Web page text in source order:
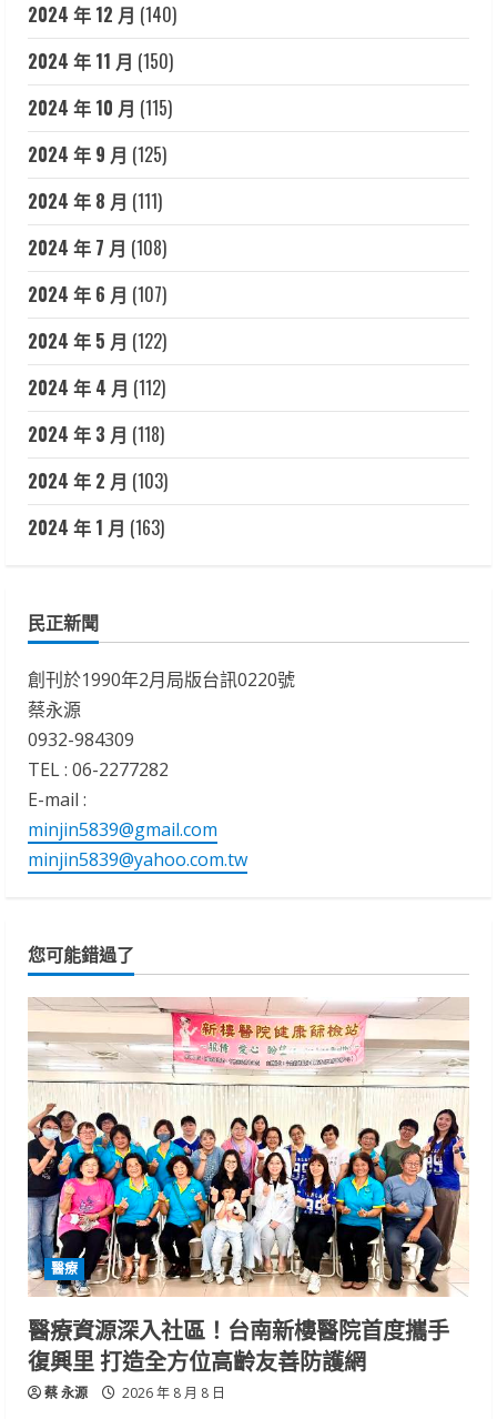
2024 年 12 月 (140)
2024 年 11 月 (150)
2024 年 10 月 (115)
2024 年 9 月 (125)
2024 年 8 月 (111)
2024 年 7 月 (108)
2024 年 6 月 (107)
2024 年 5 月 (122)
2024 年 4 月 (112)
2024 年 3 月 (118)
2024 年 2 月 (103)
2024 年 1 月 (163)
民正新聞
創刊於1990年2月局版台訊0220號
蔡永源
0932-984309
TEL : 06-2277282
E-mail :
minjin5839@gmail.com
minjin5839@yahoo.com.tw
您可能錯過了
醫療
醫療資源深入社區！台南新樓醫院首度攜手
復興里 打造全方位高齡友善防護網
蔡 永源 2026 年 8 月 8 日